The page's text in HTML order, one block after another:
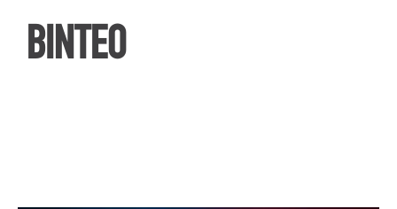
ΒΙΝΤΕΟ